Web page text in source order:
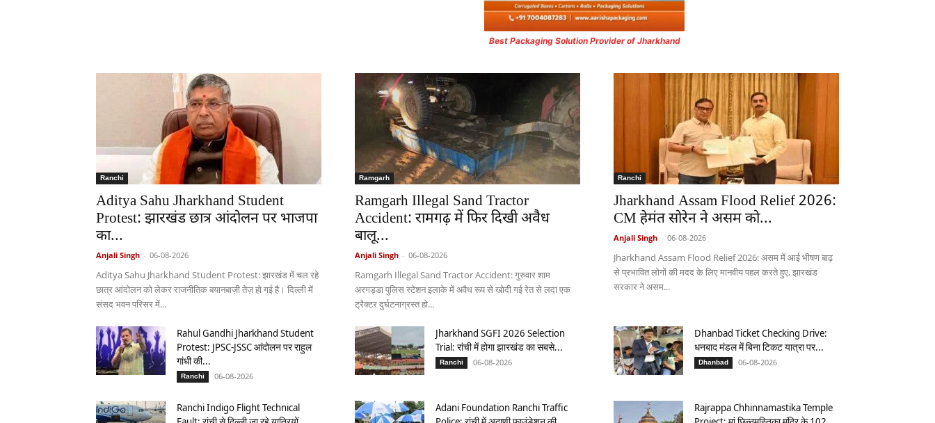
Best Packaging Solution Provider of Jharkhand
Ranchi
Aditya Sahu Jharkhand Student
Protest: झारखंड छात्र आंदोलन पर भाजपा
का...
Anjali Singh - 06-08-2026
Aditya Sahu Jharkhand Student Protest: झारखंड में चल रहे
छात्र आंदोलन को लेकर राजनीतिक बयानबाज़ी तेज़ हो गई है। दिल्ली में
संसद भवन परिसर में...
Ramgarh
Ramgarh Illegal Sand Tractor
Accident: रामगढ़ में फिर दिखी अवैध
बालू...
Anjali Singh - 06-08-2026
Ramgarh Illegal Sand Tractor Accident: गुरुवार शाम
अरगड्डा पुलिस स्टेशन इलाके में अवैध रूप से खोदी गई रेत से लदा एक
ट्रैक्टर दुर्घटनाग्रस्त हो...
Ranchi
Jharkhand Assam Flood Relief 2026:
CM हेमंत सोरेन ने असम को...
Anjali Singh - 06-08-2026
Jharkhand Assam Flood Relief 2026: असम में आई भीषण बाढ़
से प्रभावित लोगों की मदद के लिए मानवीय पहल करते हुए, झारखंड
सरकार ने असम...
Rahul Gandhi Jharkhand Student
Protest: JPSC-JSSC आंदोलन पर राहुल
गांधी की...
Ranchi 06-08-2026
Jharkhand SGFI 2026 Selection
Trial: रांची में होगा झारखंड का सबसे...
Ranchi 06-08-2026
Dhanbad Ticket Checking Drive:
धनबाद मंडल में बिना टिकट यात्रा पर...
Dhanbad 06-08-2026
Ranchi Indigo Flight Technical
Adani Foundation Ranchi Traffic
Rajrappa Chhinnamastika Temple